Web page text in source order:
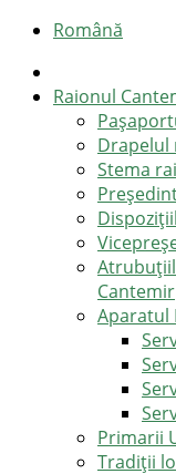
Română
Raionul
Drapelul
Stema
Cantemir
Aparatul
Primarii
Tradiții